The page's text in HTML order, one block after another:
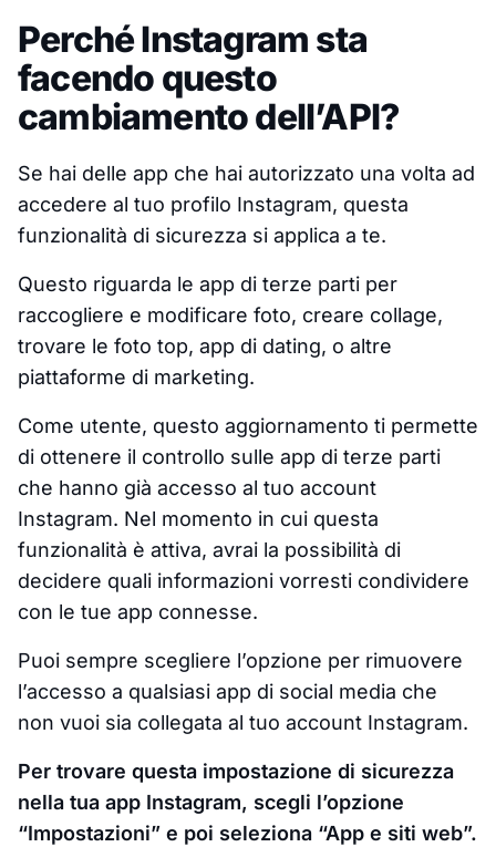
Perché Instagram sta
facendo questo
cambiamento dell’API?
Se hai delle app che hai autorizzato una volta ad
accedere al tuo profilo Instagram, questa
funzionalità di sicurezza si applica a te.
Questo riguarda le app di terze parti per
raccogliere e modificare foto, creare collage,
trovare le foto top, app di dating, o altre
piattaforme di marketing.
Come utente, questo aggiornamento ti permette
di ottenere il controllo sulle app di terze parti
che hanno già accesso al tuo account
Instagram. Nel momento in cui questa
funzionalità è attiva, avrai la possibilità di
decidere quali informazioni vorresti condividere
con le tue app connesse.
Puoi sempre scegliere l’opzione per rimuovere
l’accesso a qualsiasi app di social media che
non vuoi sia collegata al tuo account Instagram.
Per trovare questa impostazione di sicurezza
nella tua app Instagram, scegli l’opzione
“Impostazioni” e poi seleziona “App e siti web”.